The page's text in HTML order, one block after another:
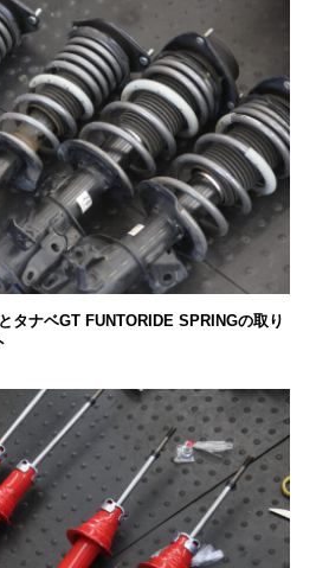
タナベGT FUNTORIDE SPRINGの取り